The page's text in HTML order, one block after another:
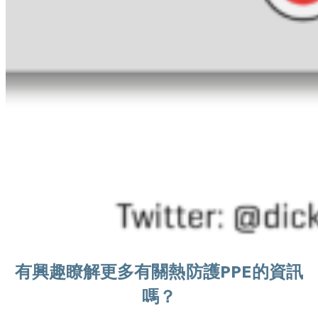
有興趣瞭解更多有關熱防護PPE的資訊
嗎？